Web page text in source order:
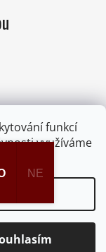
funkcí
využíváme
vyhrazena.
NE